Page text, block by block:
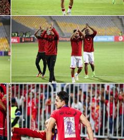
كرة السلة الأمريكية
كرة سلة
كرة يد
كرة طائرة
الوطن العربي
في المونديال
رياضة نسائية